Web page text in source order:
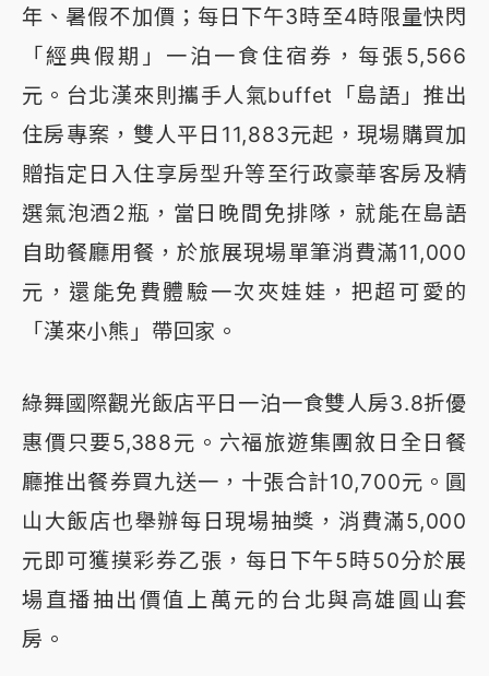
年、暑假不加價；每日下午3時至4時限量快閃
「經典假期」一泊一食住宿券，每張5,566
元。台北漢來則攜手人氣buffet「島語」推出
住房專案，雙人平日11,883元起，現場購買加
贈指定日入住享房型升等至行政豪華客房及精
選氣泡酒2瓶，當日晚間免排隊，就能在島語
自助餐廳用餐，於旅展現場單筆消費滿11,000
元，還能免費體驗一次夾娃娃，把超可愛的
「漢來小熊」帶回家。
綠舞國際觀光飯店平日一泊一食雙人房3.8折優
惠價只要5,388元。六福旅遊集團敘日全日餐
廳推出餐券買九送一，十張合計10,700元。圓
山大飯店也舉辦每日現場抽獎，消費滿5,000
元即可獲摸彩券乙張，每日下午5時50分於展
場直播抽出價值上萬元的台北與高雄圓山套
房。